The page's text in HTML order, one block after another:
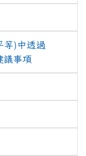
等)中透過
議事項